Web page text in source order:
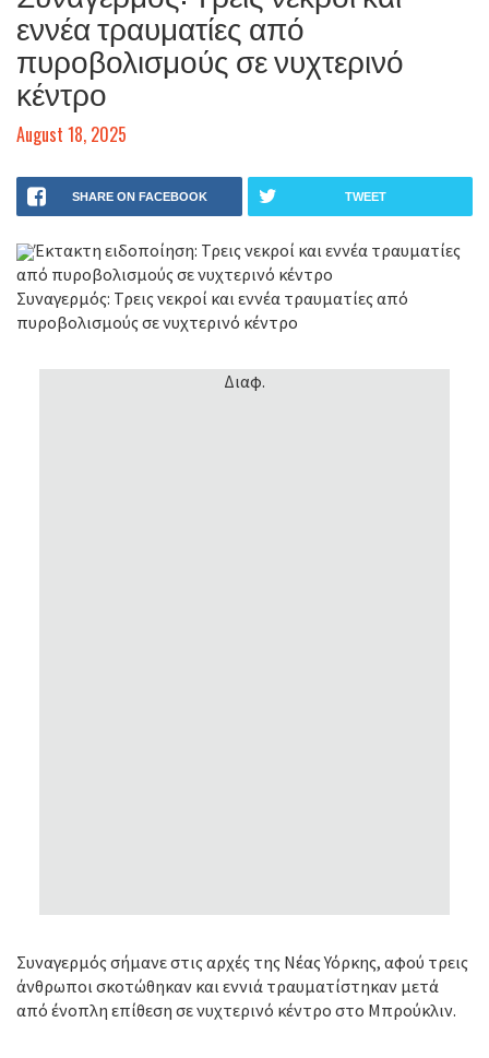
εννέα τραυματίες από
πυροβολισμούς σε νυχτερινό
κέντρο
August 18, 2025
SHARE ON FACEBOOK TWEET
Έκτακτη ειδοποίηση: Τρεις νεκροί και εννέα τραυματίες
από πυροβολισμούς σε νυχτερινό κέντρο
Συναγερμός: Τρεις νεκροί και εννέα τραυματίες από
πυροβολισμούς σε νυχτερινό κέντρο
Διαφ.
Συναγερμός σήμανε στις αρχές της Νέας Υόρκης, αφού τρεις
άνθρωποι σκοτώθηκαν και εννιά τραυματίστηκαν μετά
από ένοπλη επίθεση σε νυχτερινό κέντρο στο Μπρούκλιν.